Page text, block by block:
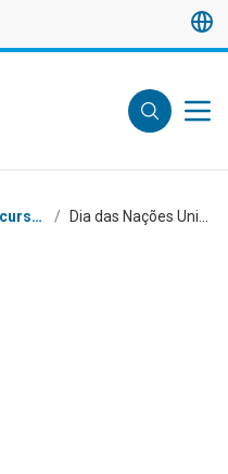
Discursos /